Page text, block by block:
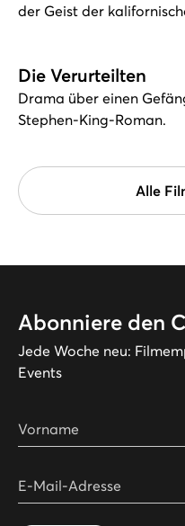
der Geist der
Die Verurteilten
Drama über einen
Stephen-King-Roman.
Alle
Abonniere den
Jede Woche neu:
Events
Vorname
E-Mail-Adresse